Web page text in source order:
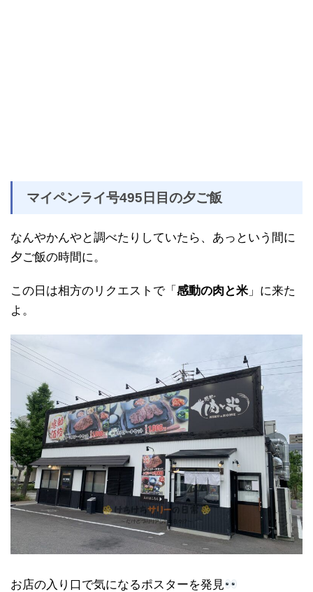
マイペンライ号495日目の夕ご飯
なんやかんやと調べたりしていたら、あっという間に
夕ご飯の時間に。
この日は相方のリクエストで「 感動の肉と米」に来た
よ。
お店の入り口で気になるポスターを発見